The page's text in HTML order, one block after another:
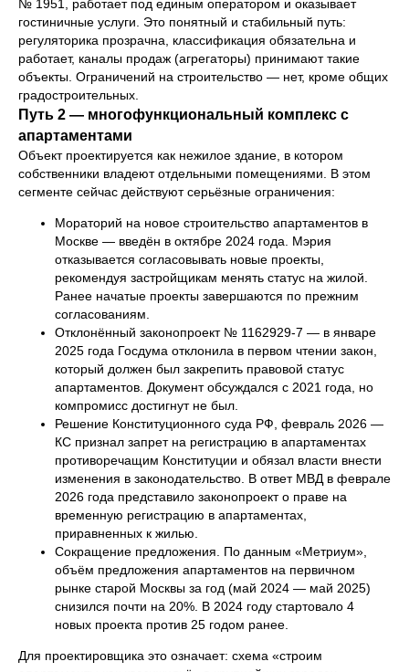
№ 1951, работает под единым оператором и оказывает
гостиничные услуги. Это понятный и стабильный путь:
регуляторика прозрачна, классификация обязательна и
работает, каналы продаж (агрегаторы) принимают такие
объекты. Ограничений на строительство — нет, кроме общих
градостроительных.
Путь 2 — многофункциональный комплекс с
апартаментами
Объект проектируется как нежилое здание, в котором
собственники владеют отдельными помещениями. В этом
сегменте сейчас действуют серьёзные ограничения:
Мораторий на новое строительство апартаментов в
Москве — введён в октябре 2024 года. Мэрия
отказывается согласовывать новые проекты,
рекомендуя застройщикам менять статус на жилой.
Ранее начатые проекты завершаются по прежним
согласованиям.
Отклонённый законопроект № 1162929-7 — в январе
2025 года Госдума отклонила в первом чтении закон,
который должен был закрепить правовой статус
апартаментов. Документ обсуждался с 2021 года, но
компромисс достигнут не был.
Решение Конституционного суда РФ, февраль 2026 —
КС признал запрет на регистрацию в апартаментах
противоречащим Конституции и обязал власти внести
изменения в законодательство. В ответ МВД в феврале
2026 года представило законопроект о праве на
временную регистрацию в апартаментах,
приравненных к жилью.
Сокращение предложения. По данным «Метриум»,
объём предложения апартаментов на первичном
рынке старой Москвы за год (май 2024 — май 2025)
снизился почти на 20%. В 2024 году стартовало 4
новых проекта против 25 годом ранее.
Для проектировщика это означает: схема «строим